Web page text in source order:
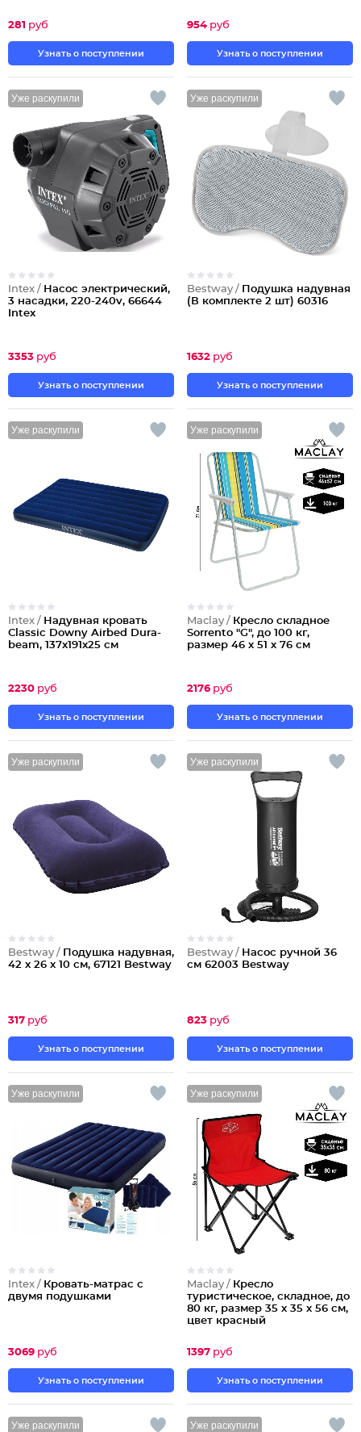
281 руб
Узнать о поступлении
954 руб
Узнать о поступлении
Уже раскупили
Intex / Насос электрический,
3 насадки, 220-240v, 66644
Intex
3353 руб
Узнать о поступлении
Уже раскупили
Bestway / Подушка надувная
(В комплекте 2 шт) 60316
1632 руб
Узнать о поступлении
Уже раскупили
Intex / Надувная кровать
Classic Downy Airbed Dura-
beam, 137x191x25 см
2230 руб
Узнать о поступлении
Уже раскупили
Maclay / Кресло складное
Sorrento "G", до 100 кг,
размер 46 х 51 х 76 см
2176 руб
Узнать о поступлении
Уже раскупили
Bestway / Подушка надувная,
42 х 26 х 10 см, 67121 Bestway
317 руб
Узнать о поступлении
Уже раскупили
Bestway / Насос ручной 36
см 62003 Bestway
823 руб
Узнать о поступлении
Уже раскупили
Intex / Кровать-матрас с
двумя подушками
3069 руб
Узнать о поступлении
Уже раскупили
Maclay / Кресло
туристическое, складное, до
80 кг, размер 35 х 35 х 56 см,
цвет красный
1397 руб
Узнать о поступлении
Уже раскупили Уже раскупили